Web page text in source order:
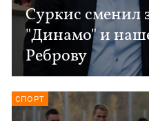
Суркис сменил
"Динамо" и
Реброву
СПОРТ